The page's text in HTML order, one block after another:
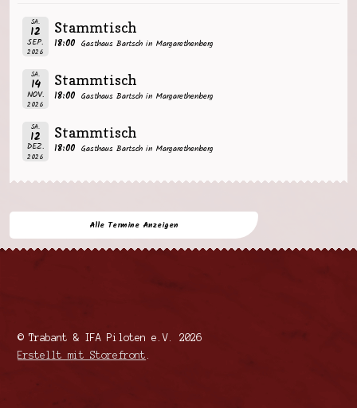
SA.
12
SEP.
2026
Stammtisch
18:00 Gasthaus Bartsch in Margarethenberg
SA.
14
NOV.
2026
Stammtisch
18:00 Gasthaus Bartsch in Margarethenberg
SA.
12
DEZ.
2026
Stammtisch
18:00 Gasthaus Bartsch in Margarethenberg
Alle Termine Anzeigen
© Trabant & IFA Piloten e.V. 2026
Erstellt mit Storefront